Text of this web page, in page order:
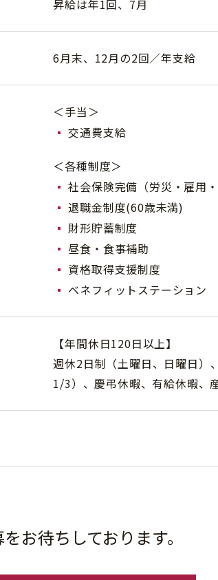
昇給は年1回、7月
6月末、12月の2回／年支給
＜手当＞
交通費支給
＜各種制度＞
社会保険完備（労災・雇用
退職金制度(60歳未満)
財形貯蓄制度
昼食・食事補助
資格取得支援制度
ベネフィットステーション
【年間休日120日以上】
週休2日制（土曜日、日曜日）
1/3）、慶弔休暇、有給休暇、
お待ちしております。